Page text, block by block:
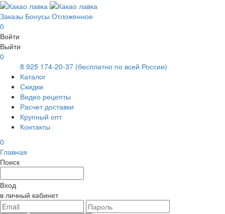
Заказы Бонусы Отложенное
0
Войти
Выйти
0
8 925 174-20-37 (бесплатно по всей России)
Каталог
Скидки
Видео рецепты
Расчет доставки
Крупный опт
Контакты
0
Главная
Поиск
Вход
в личный кабинет